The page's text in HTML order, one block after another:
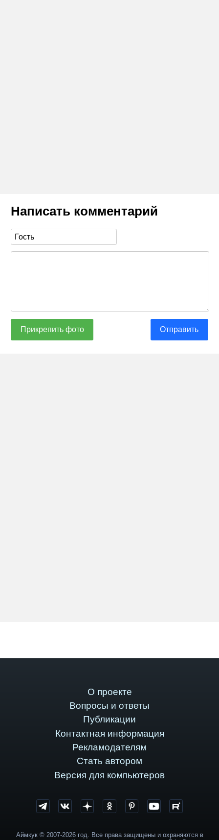
Написать комментарий
Прикрепить фото Отправить
О проекте
Вопросы и ответы
Публикации
Контактная информация
Рекламодателям
Стать автором
Версия для компьютеров
Аймкук © 2007-2026 год. Все права защищены и охраняются в